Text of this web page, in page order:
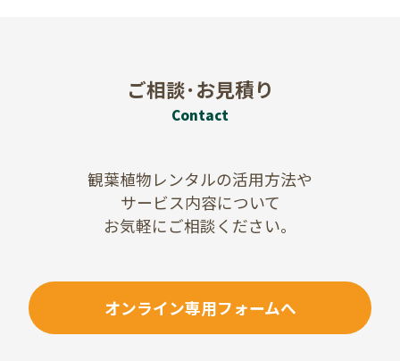
ご相談･お見積り
Contact
観葉植物レンタルの活用方法や
サービス内容について
お気軽にご相談ください。
オンライン専用フォームへ